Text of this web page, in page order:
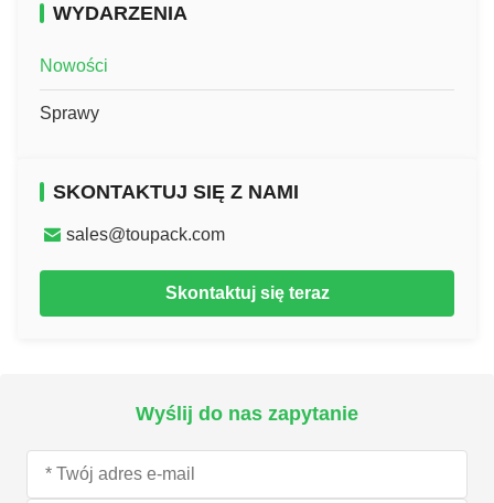
WYDARZENIA
Nowości
Sprawy
SKONTAKTUJ SIĘ Z NAMI
sales@toupack.com
Skontaktuj się teraz
Wyślij do nas zapytanie